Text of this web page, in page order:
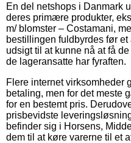
En del netshops i Danmark
deres primære produkter,
m/ blomster – Costamani,
bestillingen fuldbyrdes før
udsigt til at kunne nå at få
de lageransatte har fyraften.
Flere internet virksomheder
betaling, men for det meste
for en bestemt pris.
prisbevidste
befinder sig i Horsens,
dem til at køre varerne til et